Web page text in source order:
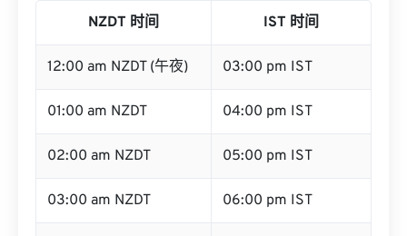
NZDT 时间 IST 时间
12:00 am NZDT (午夜) 03:00 pm IST
01:00 am NZDT 04:00 pm IST
02:00 am NZDT 05:00 pm IST
03:00 am NZDT 06:00 pm IST